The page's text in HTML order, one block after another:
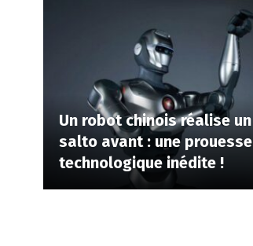
Un robot chinois réalise un
salto avant : une prouesse
technologique inédite !